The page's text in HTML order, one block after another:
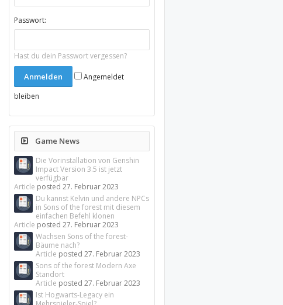
Passwort:
Hast du dein Passwort vergessen?
Angemeldet
bleiben
Game News
Die Vorinstallation von Genshin
Impact Version 3.5 ist jetzt
verfügbar
Article posted27. Februar 2023
Du kannst Kelvin und andere NPCs
in Sons of the forest mit diesem
einfachen Befehl klonen
Article posted27. Februar 2023
Wachsen Sons of the forest-
Bäume nach?
Article posted27. Februar 2023
Sons of the forest Modern Axe
Standort
Article posted27. Februar 2023
Ist Hogwarts-Legacy ein